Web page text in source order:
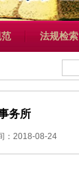
法规检索
务所
：2018-08-24